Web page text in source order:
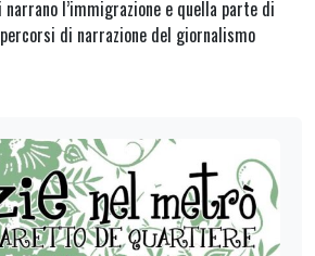
l’immigrazione e quella parte di
di narrazione del giornalismo